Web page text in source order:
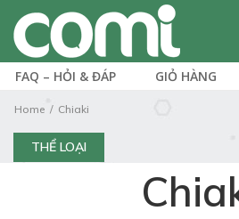
FAQ – HỎI & ĐÁP GIỎ HÀNG
Home Chiaki
THỂ LOẠI